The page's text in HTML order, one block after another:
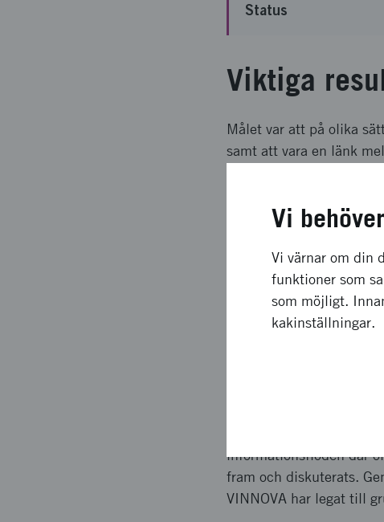
Status
Viktiga
Målet var att på olika
samt att vara en länk
Projektet har inneburit
etc med fler
deltagare och
informationsflöden där
fram och diskuterats.
VINNOVA har legat till
Vi
Vi värnar om din
funktioner som
som möjligt.
kakinställningar.